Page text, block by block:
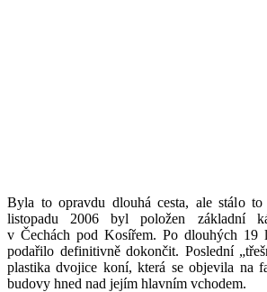
Byla to opravdu dlouhá cesta, ale stálo
listopadu 2006 byl položen základní
v Čechách pod Kosířem. Po dlouhých 19
podařilo definitivně dokončit. Poslední
plastika dvojice koní, která se objevila na
budovy hned nad jejím hlavním vchodem.